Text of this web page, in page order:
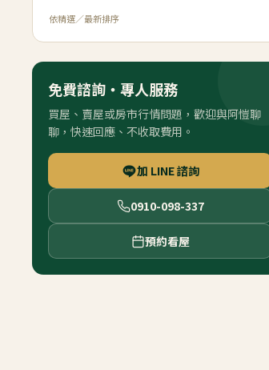
依精選／最新排序
免費諮詢・專人服務
買屋、賣屋或房市行情問題，歡迎與阿愷聊
聊，快速回應、不收取費用。
加 LINE 諮詢
0910-098-337
預約看屋